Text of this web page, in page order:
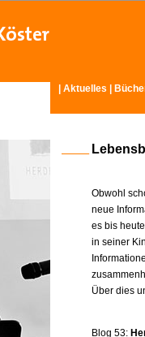
Aktuelles
Obwohl
neue
es bis
in seiner
Über dies
Blog 53: